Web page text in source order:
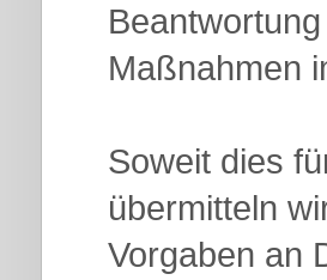
Maßnahmen
Soweit dies
übermitteln
Vorgaben an